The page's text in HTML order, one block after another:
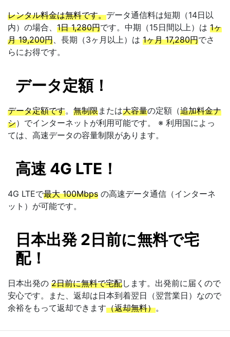
レンタル料金は無料です。データ通信料は短期（14日以
内）の場合、 1日 1,280円です。中期（15日間以上）は 1ヶ
月 19,200円、長期（3ヶ月以上）は 1ヶ月 17,280円でさ
らにお得です。
データ定額！
データ定額です。 無制限または大容量の定額（追加料金ナ
シ）でインターネットが利用可能です。 ※ 利用国によっ
ては、高速データの容量制限があります。
高速 4G LTE！
4G LTEで最大 100Mbps の高速データ通信（インターネ
ット）が可能です。
日本出発 2日前に無料で宅
配！
日本出発の 2日前に無料で宅配します。出発前に届くので
安心です。また、返却は日本到着翌日（翌営業日）なので
余裕をもって返却できます（返却無料）。